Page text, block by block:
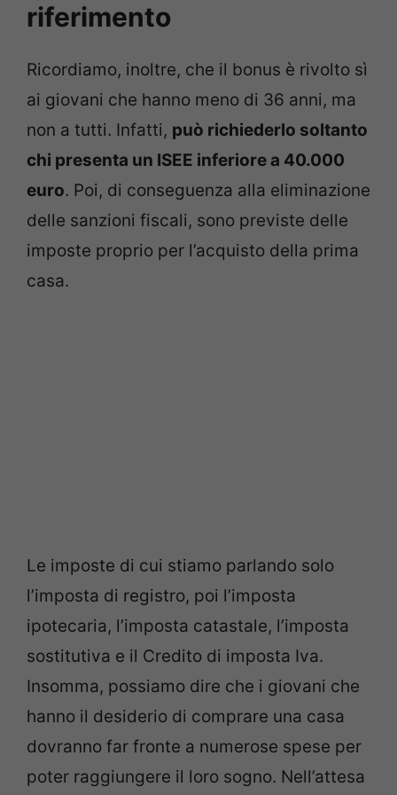
riferimento
Ricordiamo, inoltre, che il bonus è rivolto sì
ai giovani che hanno meno di 36 anni, ma
non a tutti. Infatti, può richiederlo soltanto
chi presenta un ISEE inferiore a 40.000
euro. Poi, di conseguenza alla eliminazione
delle sanzioni fiscali, sono previste delle
imposte proprio per l’acquisto della prima
casa.
Le imposte di cui stiamo parlando solo
l’imposta di registro, poi l’imposta
ipotecaria, l’imposta catastale, l’imposta
sostitutiva e il Credito di imposta Iva.
Insomma, possiamo dire che i giovani che
hanno il desiderio di comprare una casa
dovranno far fronte a numerose spese per
poter raggiungere il loro sogno. Nell’attesa